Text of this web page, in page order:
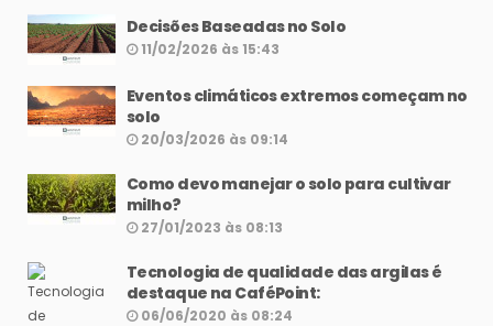
Decisões Baseadas no Solo
11/02/2026 às 15:43
Eventos climáticos extremos começam no
solo
20/03/2026 às 09:14
Como devo manejar o solo para cultivar
milho?
27/01/2023 às 08:13
Tecnologia de qualidade das argilas é
destaque na CaféPoint:
06/06/2020 às 08:24